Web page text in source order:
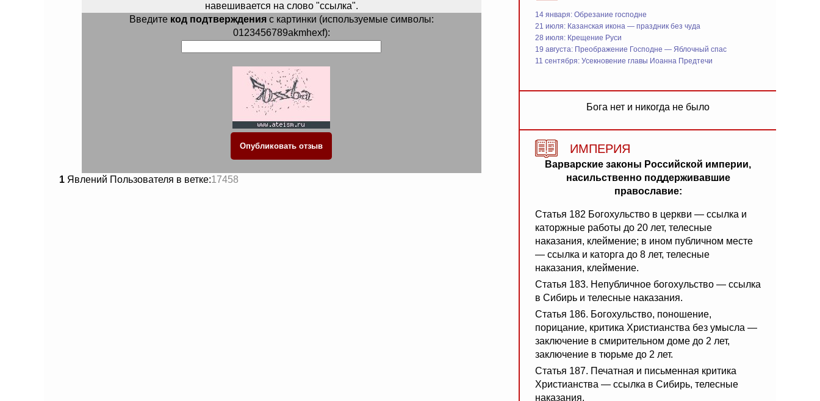
навешивается на слово "ссылка".
Введите код подтвержденияс картинки (используемые символы:
0123456789akmhexf):
1 Явлений Пользователя в ветке:17458
14 января: Обрезание господне
21 июля: Казанская икона — праздник без чуда
28 июля: Крещение Руси
19 августа: Преображение Господне — Яблочный спас
11 сентября: Усекновение главы Иоанна Предтечи
Бога нет и никогда не было
ИМПЕРИЯ
Варварские законы Российской империи,
насильственно поддерживавшие
православие:
Статья 182 Богохульство в церкви — ссылка и
каторжные работы до 20 лет, телесные
наказания, клеймение; в ином публичном месте
— ссылка и каторга до 8 лет, телесные
наказания, клеймение.
Статья 183. Непубличное богохульство — ссылка
в Сибирь и телесные наказания.
Статья 186. Богохульство, поношение,
порицание, критика Христианства без умысла —
заключение в смирительном доме до 2 лет,
заключение в тюрьме до 2 лет.
Статья 187. Печатная и письменная критика
Христианства — ссылка в Сибирь, телесные
наказания.